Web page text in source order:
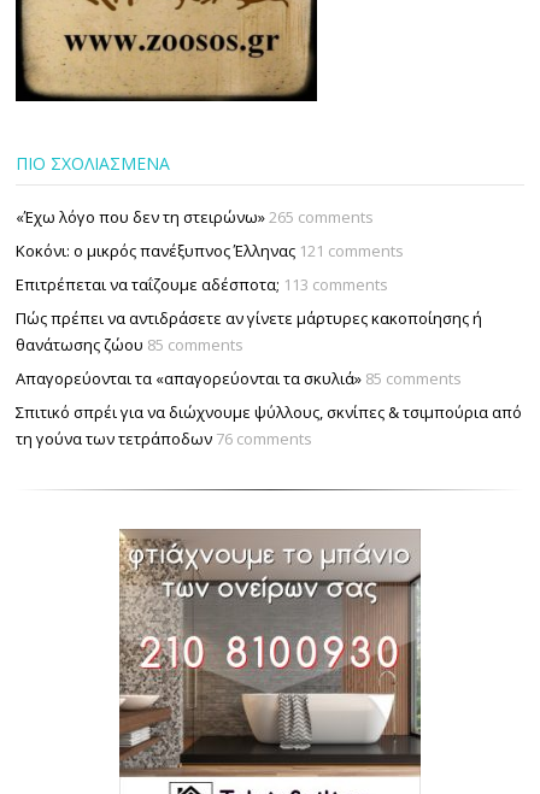
ΠΙΟ ΣΧΟΛΙΑΣΜΕΝΑ
«Έχω λόγο που δεν τη στειρώνω»265 comments
Κοκόνι: ο μικρός πανέξυπνος Έλληνας 121 comments
Επιτρέπεται να ταΐζουµε αδέσποτα; 113 comments
Πώς πρέπει να αντιδράσετε αν γίνετε μάρτυρες κακοποίησης ή
θανάτωσης ζώου 85 comments
Απαγορεύονται τα «απαγορεύονται τα σκυλιά» 85 comments
Σπιτικό σπρέι για να διώχνουμε ψύλλους, σκνίπες & τσιμπούρια από
τη γούνα των τετράποδων 76 comments